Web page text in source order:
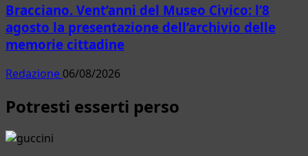
Bracciano. Vent’anni del Museo Civico: l’8
agosto la presentazione dell’archivio delle
memorie cittadine
Redazione 06/08/2026
Potresti esserti perso